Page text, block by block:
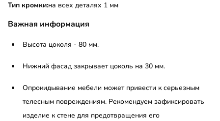
Тип кромки:на всех деталях 1 мм
Важная информация
Высота цоколя - 80 мм.
Нижний фасад закрывает цоколь на 30 мм.
Опрокидывание мебели может привести к серьезным
телесным повреждениям. Рекомендуем зафиксировать
изделие к стене для предотвращения его